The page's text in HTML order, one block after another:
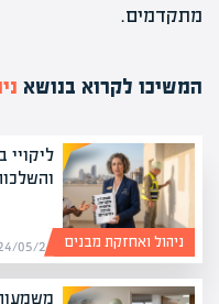
מתקדמים.
המשיכו לקרוא בנושא
24/05/26 | מערכת ניהול ואחזקת מבנים